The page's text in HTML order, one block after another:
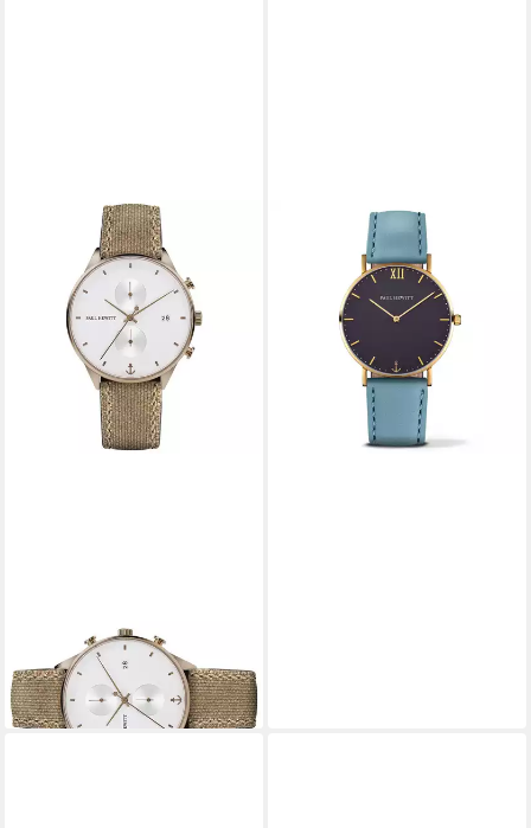
119,00 € UVP179,00 €
-34%
lieferbar - in 2-3 Werktagen bei dir
PAUL HEWITT
Quarzuhr Sailor Line
UVP 169,00 €
lieferbar - in 2-3 Werktagen bei dir